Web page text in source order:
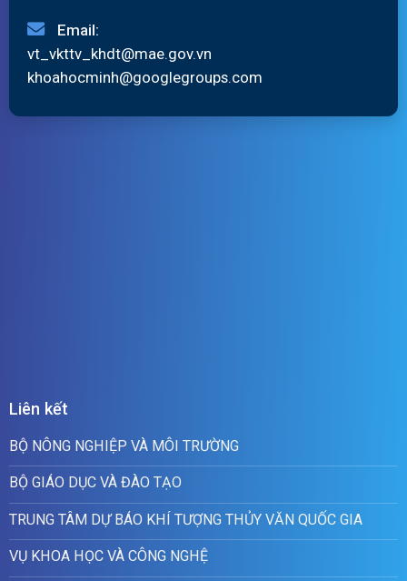
Email:
vt_vkttv_khdt@mae.gov.vn
khoahocminh@googlegroups.com
Liên kết
BỘ NÔNG NGHIỆP VÀ MÔI TRƯỜNG
BỘ GIÁO DỤC VÀ ĐÀO TẠO
TRUNG TÂM DỰ BÁO KHÍ TƯỢNG THỦY VĂN QUỐC GIA
VỤ KHOA HỌC VÀ CÔNG NGHỆ